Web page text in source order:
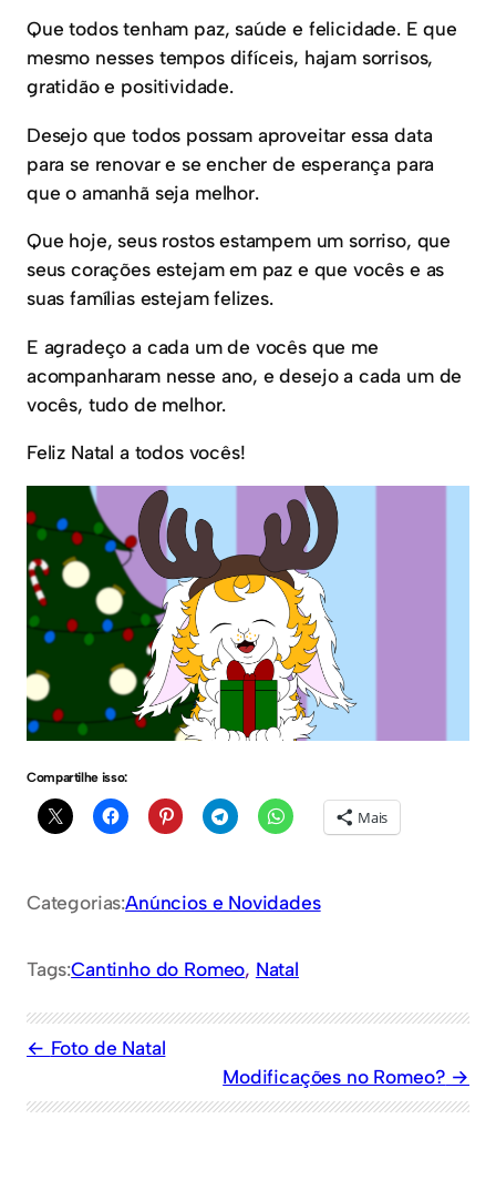
Que todos tenham paz, saúde e felicidade. E que
mesmo nesses tempos difíceis, hajam sorrisos,
gratidão e positividade.
Desejo que todos possam aproveitar essa data
para se renovar e se encher de esperança para
que o amanhã seja melhor.
Que hoje, seus rostos estampem um sorriso, que
seus corações estejam em paz e que vocês e as
suas famílias estejam felizes.
E agradeço a cada um de vocês que me
acompanharam nesse ano, e desejo a cada um de
vocês, tudo de melhor.
Feliz Natal a todos vocês!
Compartilhe isso:
Mais
Categorias:Anúncios e Novidades
Tags:Cantinho do Romeo, Natal
Foto de Natal
Modificações no Romeo?